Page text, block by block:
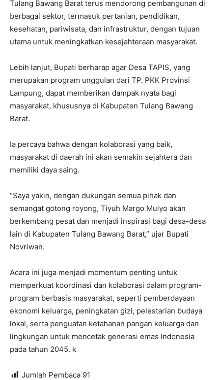
Tulang Bawang Barat terus mendorong pembangunan di
berbagai sektor, termasuk pertanian, pendidikan,
kesehatan, pariwisata, dan infrastruktur, dengan tujuan
utama untuk meningkatkan kesejahteraan masyarakat.
Lebih lanjut, Bupati berharap agar Desa TAPIS, yang
merupakan program unggulan dari TP. PKK Provinsi
Lampung, dapat memberikan dampak nyata bagi
masyarakat, khususnya di Kabupaten Tulang Bawang
Barat.
Ia percaya bahwa dengan kolaborasi yang baik,
masyarakat di daerah ini akan semakin sejahtera dan
memiliki daya saing.
“Saya yakin, dengan dukungan semua pihak dan
semangat gotong royong, Tiyuh Margo Mulyo akan
berkembang pesat dan menjadi inspirasi bagi desa-desa
lain di Kabupaten Tulang Bawang Barat,” ujar Bupati
Novriwan.
Acara ini juga menjadi momentum penting untuk
memperkuat koordinasi dan kolaborasi dalam program-
program berbasis masyarakat, seperti pemberdayaan
ekonomi keluarga, peningkatan gizi, pelestarian budaya
lokal, serta penguatan ketahanan pangan keluarga dan
lingkungan untuk mencetak generasi emas Indonesia
pada tahun 2045. k
Jumlah Pembaca 91